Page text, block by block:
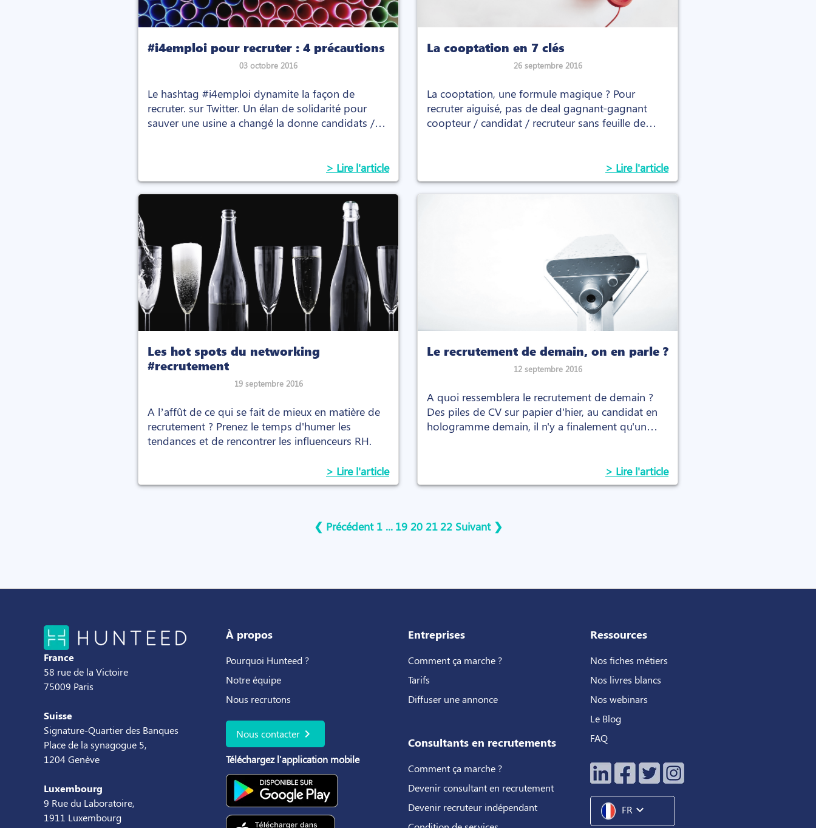
#i4emploi pour recruter : 4 précautions
03 octobre 2016
Le hashtag #i4emploi dynamite la façon de
recruter. sur Twitter. Un élan de solidarité pour
sauver une usine a changé la donne candidats /
> Lire l'article
La cooptation en 7 clés
26 septembre 2016
La cooptation, une formule magique ? Pour
recruter aiguisé, pas de deal gagnant-gagnant
coopteur / candidat / recruteur sans feuille de
> Lire l'article
Les hot spots du networking
#recrutement
19 septembre 2016
A l’affût de ce qui se fait de mieux en matière de
recrutement ? Prenez le temps d'humer les
tendances et de rencontrer les influenceurs RH.
> Lire l'article
Le recrutement de demain, on en parle ?
12 septembre 2016
A quoi ressemblera le recrutement de demain ?
Des piles de CV sur papier d'hier, au candidat en
hologramme demain, il n'y a finalement qu'un
> Lire l'article
❮ Précédent 1 ... 19 20 2122 Suivant ❯
France
58 rue de la Victoire
75009 Paris
Suisse
Signature-Quartier des Banques
Place de la synagogue 5,
1204 Genève
Luxembourg
9 Rue du Laboratoire,
1911 Luxembourg
À propos
Pourquoi Hunteed ?
Notre équipe
Nous recrutons
Nous contacter chevron_right
Téléchargez l'application mobile
Entreprises
Comment ça marche ?
Tarifs
Diffuser une annonce
Consultants en recrutements
Comment ça marche ?
Devenir consultant en recrutement
Devenir recruteur indépendant
Ressources
Nos fiches métiers
Nos livres blancs
Nos webinars
Le Blog
FAQ
FR expand_more